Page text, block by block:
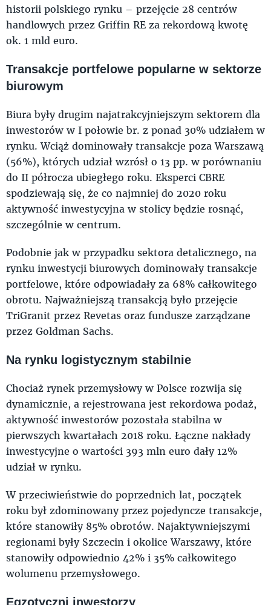
historii polskiego rynku – przejęcie 28 centrów
handlowych przez Griffin RE za rekordową kwotę
ok. 1 mld euro.
Transakcje portfelowe popularne w sektorze
biurowym
Biura były drugim najatrakcyjniejszym sektorem dla
inwestorów w I połowie br. z ponad 30% udziałem w
rynku. Wciąż dominowały transakcje poza Warszawą
(56%), których udział wzrósł o 13 pp. w porównaniu
do II półrocza ubiegłego roku. Eksperci CBRE
spodziewają się, że co najmniej do 2020 roku
aktywność inwestycyjna w stolicy będzie rosnąć,
szczególnie w centrum.
Podobnie jak w przypadku sektora detalicznego, na
rynku inwestycji biurowych dominowały transakcje
portfelowe, które odpowiadały za 68% całkowitego
obrotu. Najważniejszą transakcją było przejęcie
TriGranit przez Revetas oraz fundusze zarządzane
przez Goldman Sachs.
Na rynku logistycznym stabilnie
Chociaż rynek przemysłowy w Polsce rozwija się
dynamicznie, a rejestrowana jest rekordowa podaż,
aktywność inwestorów pozostała stabilna w
pierwszych kwartałach 2018 roku. Łączne nakłady
inwestycyjne o wartości 393 mln euro dały 12%
udział w rynku.
W przeciwieństwie do poprzednich lat, początek
roku był zdominowany przez pojedyncze transakcje,
które stanowiły 85% obrotów. Najaktywniejszymi
regionami były Szczecin i okolice Warszawy, które
stanowiły odpowiednio 42% i 35% całkowitego
wolumenu przemysłowego.
Egzotyczni inwestorzy